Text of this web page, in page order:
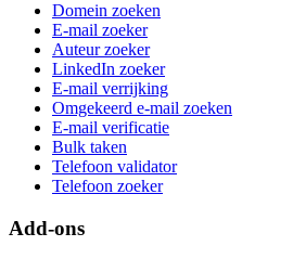
Domein zoeken
E-mail zoeker
Auteur zoeker
LinkedIn zoeker
E-mail verrijking
Omgekeerd e-mail zoeken
E-mail verificatie
Bulk taken
Telefoon validator
Telefoon zoeker
Add-ons